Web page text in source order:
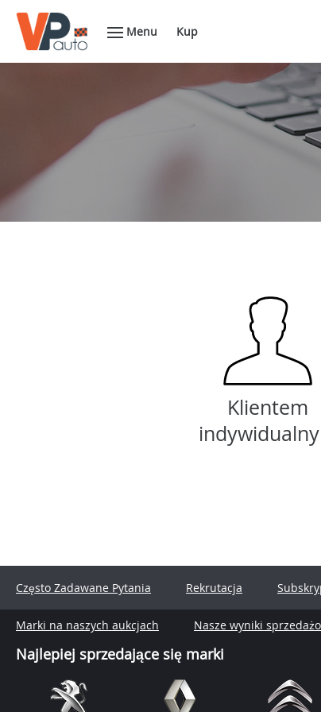
Menu Kup
Klientem
Często Zadawane Pytania Rekrutacja
Marki na naszych aukcjach Nasze wyniki
Najlepiej sprzedające się marki